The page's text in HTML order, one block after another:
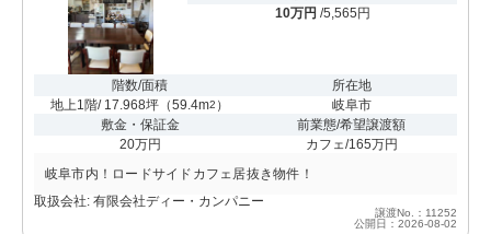
10万円 /5,565円
階数/面積
地上1階/ 17.968坪 （59.4m2 ）
所在地
岐阜市
敷金・保証金
20万円
前業態/希望譲渡額
カフェ/165万円
岐阜市内！ロードサイドカフェ居抜き物件！
取扱会社: 有限会社ディー・カンパニー
譲渡No.：11252
公開日：2026-08-02